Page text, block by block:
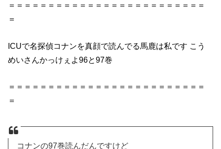
＝＝＝＝＝＝＝＝＝＝＝＝＝＝＝＝＝＝＝＝＝＝＝＝＝
＝
ICUで名探偵コナンを真顔で読んでる馬鹿は私です こう
めいさんかっけぇよ96と97巻
＝＝＝＝＝＝＝＝＝＝＝＝＝＝＝＝＝＝＝＝＝＝＝＝＝
＝
コナンの97巻読んだんですけど